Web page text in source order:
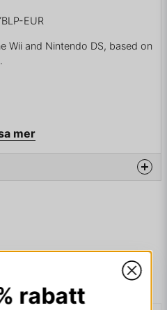
EUR
Wii and Nintendo DS, based on
mer
produkten...
rabatt